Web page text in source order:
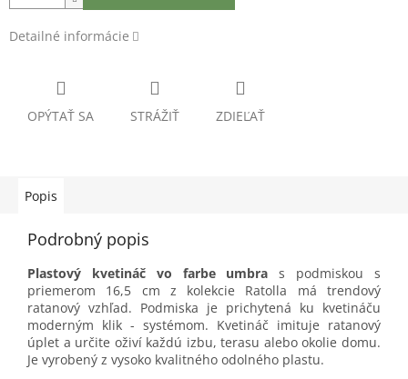
Detailné informácie
OPÝTAŤ SA STRÁŽIŤ ZDIEĽAŤ
Popis
Podrobný popis
Plastový kvetináč vo farbe umbra s podmiskou s
priemerom 16,5 cm z kolekcie Ratolla má trendový
ratanový vzhľad. Podmiska je prichytená ku kvetináču
moderným klik - systémom. Kvetináč imituje ratanový
úplet a určite oživí každú izbu, terasu alebo okolie domu.
Je vyrobený z vysoko kvalitného odolného plastu.